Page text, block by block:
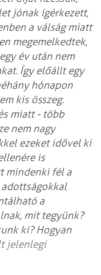
jónak ígérkezett,
a válság miatt
megemelkedtek,
év után nem
Így előállt egy
hónapon
kis összeg.
miatt - több
nem nagy
ezeket idővel ki
is
mindenki fél a
a
mit tegyünk?
ki? Hogyan
jelenlegi